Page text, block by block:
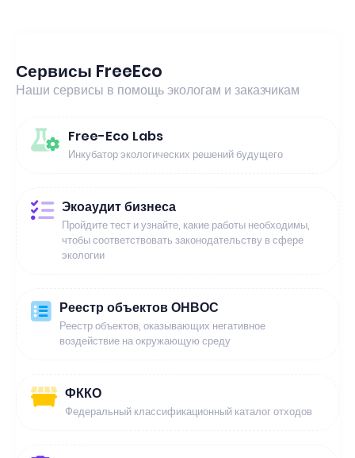
Сервисы FreeEco
Наши сервисы в помощь экологам и заказчикам
Free-Eco Labs
Инкубатор экологических решений будущего
Экоаудит бизнеса
Пройдите тест и узнайте, какие работы необходимы,
чтобы соответствовать законодательству в сфере
экологии
Реестр объектов ОНВОС
Реестр объектов, оказывающих негативное
воздействие на окружающую среду
ФККО
Федеральный классификационный каталог отходов